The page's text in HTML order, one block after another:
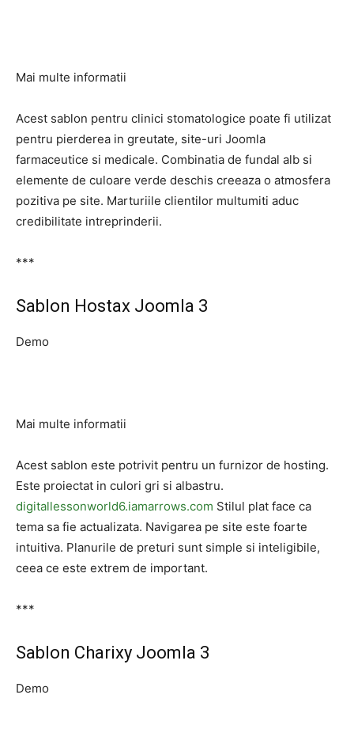
Mai multe informatii
Acest sablon pentru clinici stomatologice poate fi utilizat
pentru pierderea in greutate, site-uri Joomla
farmaceutice si medicale. Combinatia de fundal alb si
elemente de culoare verde deschis creeaza o atmosfera
pozitiva pe site. Marturiile clientilor multumiti aduc
credibilitate intreprinderii.
***
Sablon Hostax Joomla 3
Demo
Mai multe informatii
Acest sablon este potrivit pentru un furnizor de hosting.
Este proiectat in culori gri si albastru.
digitallessonworld6.iamarrows.com Stilul plat face ca
tema sa fie actualizata. Navigarea pe site este foarte
intuitiva. Planurile de preturi sunt simple si inteligibile,
ceea ce este extrem de important.
***
Sablon Charixy Joomla 3
Demo